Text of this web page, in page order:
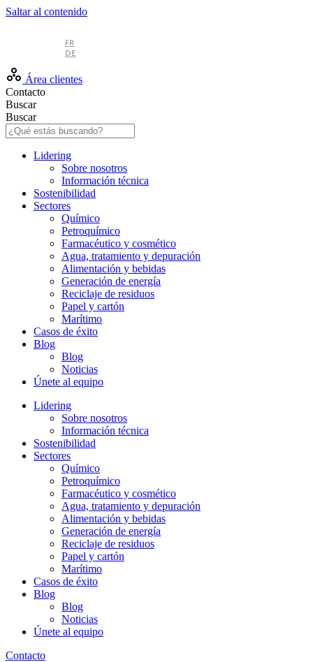
Saltar al contenido
FR
DE
Área clientes
Contacto
Buscar
Buscar
Lidering
Sobre nosotros
Información técnica
Sostenibilidad
Sectores
Químico
Petroquímico
Farmacéutico y cosmético
Agua, tratamiento y depuración
Alimentación y bebidas
Generación de energía
Reciclaje de residuos
Papel y cartón
Marítimo
Casos de éxito
Blog
Blog
Noticias
Únete al equipo
Lidering
Sobre nosotros
Información técnica
Sostenibilidad
Sectores
Químico
Petroquímico
Farmacéutico y cosmético
Agua, tratamiento y depuración
Alimentación y bebidas
Generación de energía
Reciclaje de residuos
Papel y cartón
Marítimo
Casos de éxito
Blog
Blog
Noticias
Únete al equipo
Contacto